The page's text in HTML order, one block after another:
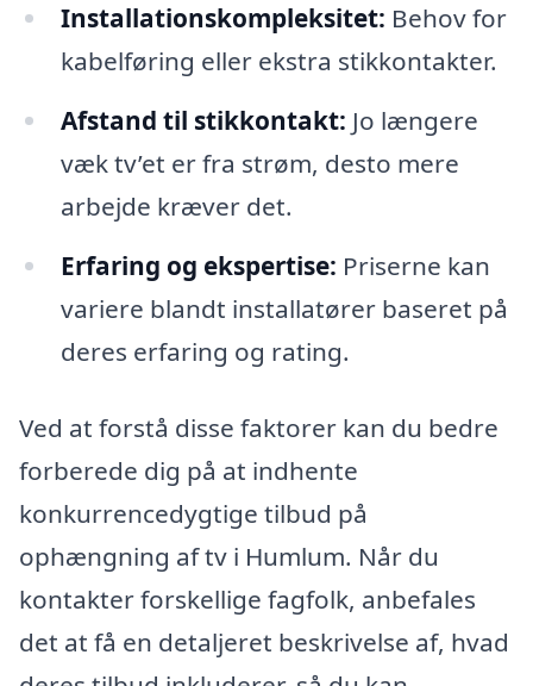
Installationskompleksitet: Behov for
kabelføring eller ekstra stikkontakter.
Afstand til stikkontakt: Jo længere
væk tv’et er fra strøm, desto mere
arbejde kræver det.
Erfaring og ekspertise: Priserne kan
variere blandt installatører baseret på
deres erfaring og rating.
Ved at forstå disse faktorer kan du bedre
forberede dig på at indhente
konkurrencedygtige tilbud på
ophængning af tv i Humlum. Når du
kontakter forskellige fagfolk, anbefales
det at få en detaljeret beskrivelse af, hvad